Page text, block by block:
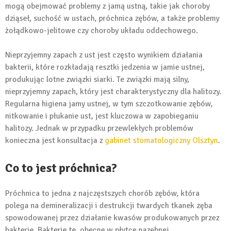
mogą obejmować problemy z jamą ustną, takie jak choroby
dziąseł, suchość w ustach, próchnica zębów, a także problemy
żołądkowo-jelitowe czy choroby układu oddechowego.
Nieprzyjemny zapach z ust jest często wynikiem działania
bakterii, które rozkładają resztki jedzenia w jamie ustnej,
produkując lotne związki siarki. Te związki mają silny,
nieprzyjemny zapach, który jest charakterystyczny dla halitozy.
Regularna higiena jamy ustnej, w tym szczotkowanie zębów,
nitkowanie i płukanie ust, jest kluczowa w zapobieganiu
halitozy. Jednak w przypadku przewlekłych problemów
konieczna jest konsultacja z gabinet stomatologiczny Olsztyn.
Co to jest próchnica?
Próchnica to jedna z najczęstszych chorób zębów, która
polega na demineralizacji i destrukcji twardych tkanek zęba
spowodowanej przez działanie kwasów produkowanych przez